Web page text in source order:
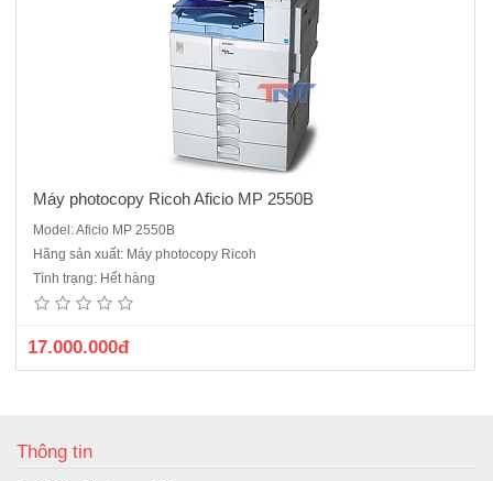
Máy photocopy Ricoh Aficio MP 2550B
Model: Aficio MP 2550B
Hãng sản xuất: Máy photocopy Ricoh
Tình trạng: Hết hàng
17.000.000đ
Thông tin